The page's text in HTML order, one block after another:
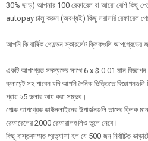
30% ছাড়) আপনার 100 রেফারেল বা আরো বেশি কিছু
autopay চালু করুন (অবশ্যই) কিছু সরাসরি রেফারেল
আপনি কি বার্ষিক গোল্ডেন স্কারলেট ক্লিকগুলি আপগ্রেডের
একটি আপগ্রেড সদস্যদের সাথে 6 x $ 0.01 মান বিজ্ঞাপন
ক্লায়েন্ট সহ পাবেন যদি আপনি দৈনিক ভিত্তিতে
প্রায় ২5 ডলার আয় করা সম্ভব।
গোল্ড আপগ্রেড ডাউনলাইনের উপার্জনগুলি তাদের ক্লিক
রেফারেলের 2000 রেফারালগুলিও তুলে নেবে।
কিছু বাস্তবসম্মত প্রত্যাশা হল যে 500 জন নির্বাচিত